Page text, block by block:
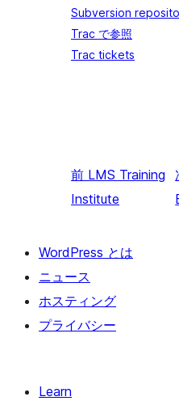
Subversion
Trac で参照
Trac tickets
前 LMS Training
Institute
WordPress とは
ニュース
ホスティング
プライバシー
Learn